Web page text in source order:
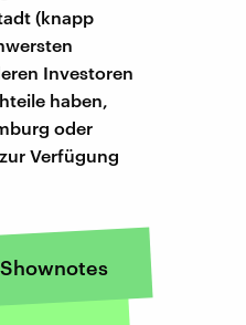
(knapp
Investoren
haben,
oder
Verfügung
Shownotes